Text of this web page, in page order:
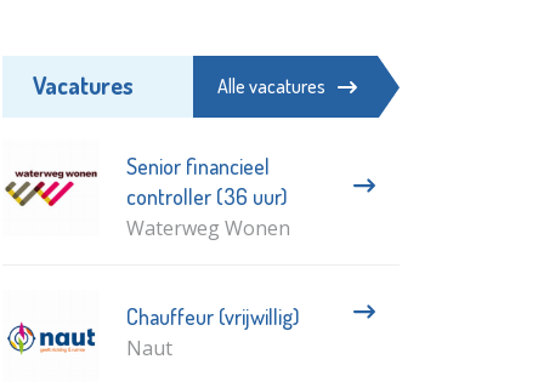
Vacatures Alle vacatures
Senior financieel
controller (36 uur)
Waterweg Wonen
Chauffeur (vrijwillig)
Naut